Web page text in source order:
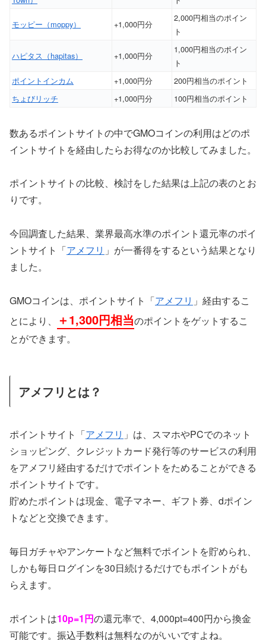
モッピー（moppy） +1,000円分
2,000円相当のポイン
ト
ハピタス（hapitas） +1,000円分
1,000円相当のポイン
ト
ポイントインカム
+1,000円分
200円相当のポイント
ちょびリッチ
+1,000円分 100円相当のポイント
数あるポイントサイトの中でGMOコインの利用はどのポ
イントサイトを経由したらお得なのか比較してみました。
ポイントサイトの比較、検討をした結果は上記の表のとお
りです。
今回調査した結果、業界最高水準のポイント還元率のポイ
ントサイト「アメフリ 」が一番得をするという結果となり
ました。
GMOコインは、ポイントサイト「アメフリ 」経由するこ
とにより、
＋1,300円相当のポイントをゲットするこ
とができます。
アメフリとは？
ポイントサイト「アメフリ 」は、スマホやPCでのネット
ショッピング、クレジットカード発行等のサービスの利用
をアメフリ経由するだけでポイントをためることができる
ポイントサイトです。
貯めたポイントは現金、電子マネー、ギフト券、dポイン
トなどと交換できます。
毎日ガチャやアンケートなど無料でポイントを貯められ、
しかも毎日ログインを30日続けるだけでもポイントがも
らえます。
ポイントは10p=1円の還元率で、4,000pt=400円から換金
可能です。振込手数料は無料なのがいいですよね。